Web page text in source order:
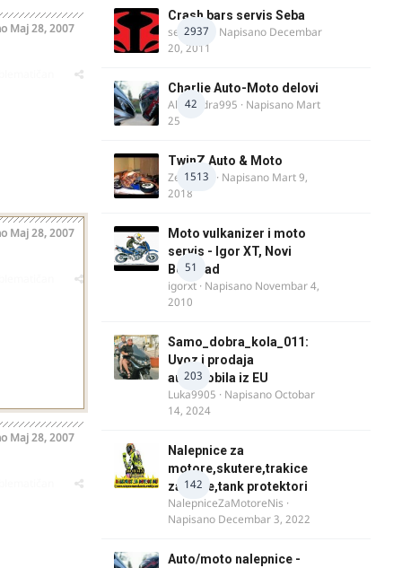
Maj 28, 2007
Maj 28, 2007
Maj 28, 2007
2937
Crash bars servis Seba
seba011 · Napisano Decembar
20, 2011
42
Charlie Auto-Moto delovi
Alexandra995 · Napisano Mart
25
1513
TwinZ Auto & Moto
Zeljkamp · Napisano Mart 9,
2018
51
Moto vulkanizer i moto
servis - Igor XT, Novi
Beograd
igorxt · Napisano Novembar 4,
2010
203
Samo_dobra_kola_011:
Uvoz i prodaja
automobila iz EU
Luka9905 · NapisanoOctobar
14, 2024
142
Nalepnice za
motore,skutere,trakice
za felne,tank protektori
NalepniceZaMotoreNis ·
Napisano Decembar 3, 2022
Auto/moto nalepnice -